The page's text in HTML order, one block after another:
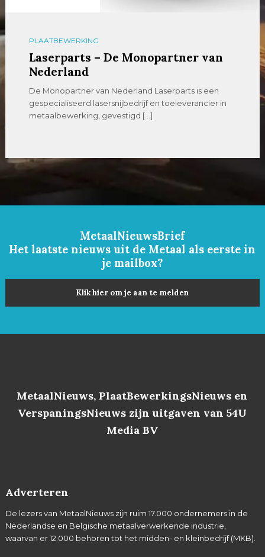
PLAATBEWERKING
Laserparts – De Monopartner van
Nederland
De Monopartner van Nederland Laserparts is een
gespecialiseerd lasersnijbedrijf en toeleverancier in
metaalbewerking, gevestigd […]
MetaalNieuwsBrief
Het laatste nieuws uit de Metaal als eerste in
je mailbox?
Klik hier om je aan te melden
MetaalNieuws, PlaatBewerkingsNieuws en
VerspaningsNieuws zijn uitgaven van 54U
Media BV
Adverteren
De lezers van MetaalNieuws zijn ruim 17.000 ondernemers in de
Nederlandse en Belgische metaalverwerkende industrie,
waarvan er 12.000 behoren tot het midden- en kleinbedrijf (MKB).